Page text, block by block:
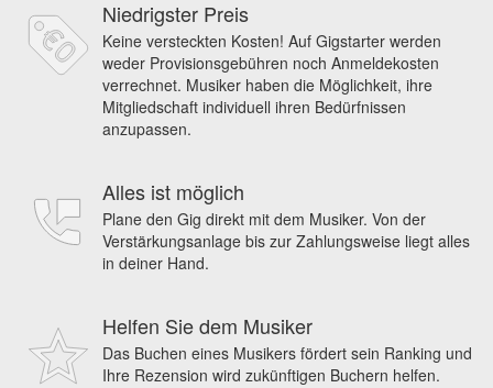
Niedrigster Preis
Keine versteckten Kosten! Auf Gigstarter werden
weder Provisionsgebühren noch Anmeldekosten
verrechnet. Musiker haben die Möglichkeit, ihre
Mitgliedschaft individuell ihren Bedürfnissen
anzupassen.
Alles ist möglich
Plane den Gig direkt mit dem Musiker. Von der
Verstärkungsanlage bis zur Zahlungsweise liegt alles
in deiner Hand.
Helfen Sie dem Musiker
Das Buchen eines Musikers fördert sein Ranking und
Ihre Rezension wird zukünftigen Buchern helfen.